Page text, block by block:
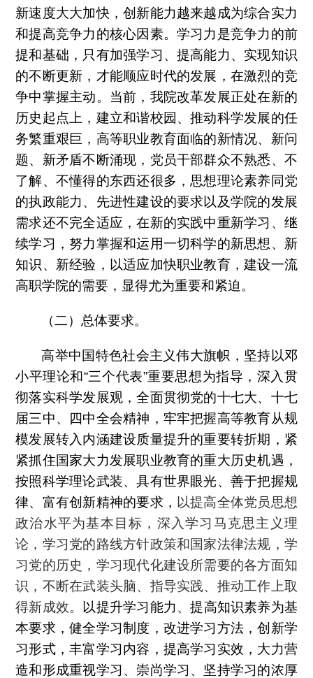
新速度大大加快，创新能力越来越成为综合实力
和提高竞争力的核心因素。学习力是竞争力的前
提和基础，只有加强学习、提高能力、实现知识
的不断更新，才能顺应时代的发展，在激烈的竞
争中掌握主动。当前，我院改革发展正处在新的
历史起点上，建立和谐校园、推动科学发展的任
务繁重艰巨，高等职业教育面临的新情况、新问
题、新矛盾不断涌现，党员干部群众不熟悉、不
了解、不懂得的东西还很多，思想理论素养同党
的执政能力、先进性建设的要求以及学院的发展
需求还不完全适应，在新的实践中重新学习、继
续学习，努力掌握和运用一切科学的新思想、新
知识、新经验，以适应加快职业教育，建设一流
高职学院的需要，显得尤为重要和紧迫。
（二）总体要求。
高举中国特色社会主义伟大旗帜，坚持以邓
小平理论和“三个代表”重要思想为指导，深入贯
彻落实科学发展观，全面贯彻党的十七大、十七
届三中、四中全会精神，牢牢把握高等教育从规
模发展转入内涵建设质量提升的重要转折期，紧
紧抓住国家大力发展职业教育的重大历史机遇，
按照科学理论武装、具有世界眼光、善于把握规
律、富有创新精神的要求， 以提高全体党员思想
政治水平为基本目标，深入学习马克思主义理
论，学习党的路线方针政策和国家法律法规，学
习党的历史，学习现代化建设所需要的各方面知
识，不断在武装头脑、指导实践、推动工作上取
得新成效。
以提升学习能力、提高知识素养为基
本要求，健全学习制度，改进学习方法，创新学
习形式，丰富学习内容，提高学习实效，大力营
造和形成重视学习、崇尚学习、坚持学习的浓厚